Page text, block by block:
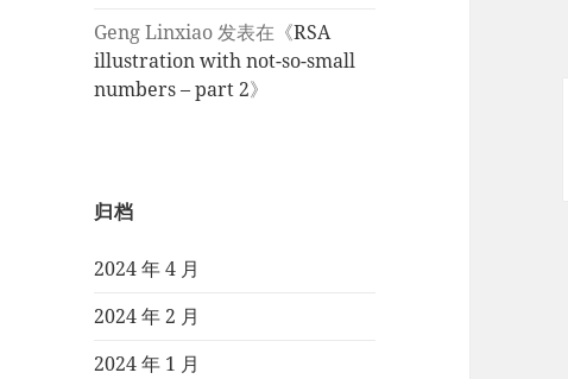
Geng Linxiao发表在《RSA
illustration with not-so-small
numbers – part 2》
归档
2024 年 4 月
2024 年 2 月
2024 年 1 月